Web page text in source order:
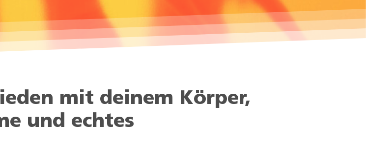
mit deinem Körper,
und echtes